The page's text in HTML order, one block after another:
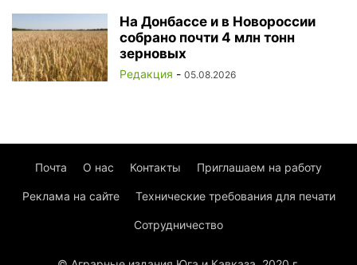
На Донбассе и в Новороссии
собрано почти 4 млн тонн
зерновых
Редакция - 05.08.2026
Почта О нас Контакты Приглашаем на работу
Реклама на сайте Технические требования для печати
Сотрудничество